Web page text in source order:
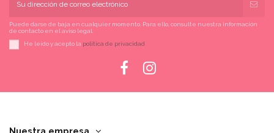
Puede darse de baja en cualquier momento. Para ello, consulte nuestra información
de contacto en el aviso legal.
He leído y acepto la política de privacidad